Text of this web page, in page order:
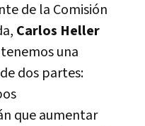
de la Comisión
Carlos Heller
una
dos partes:
que aumentar